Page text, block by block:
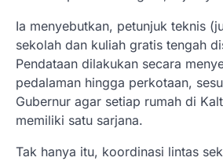
Ia menyebutkan, petunjuk teknis
sekolah dan kuliah gratis tengah
Pendataan dilakukan secara
pedalaman hingga perkotaan,
Gubernur agar setiap rumah di
memiliki satu sarjana.
Tak hanya itu, koordinasi lintas